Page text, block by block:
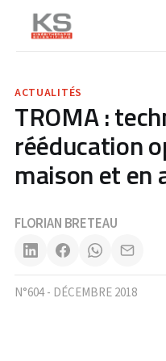
ACTUALITÉS
TROMA :
rééducation
maison et en
FLORIAN BRETEAU
N°604 - DÉCEMBRE 2018